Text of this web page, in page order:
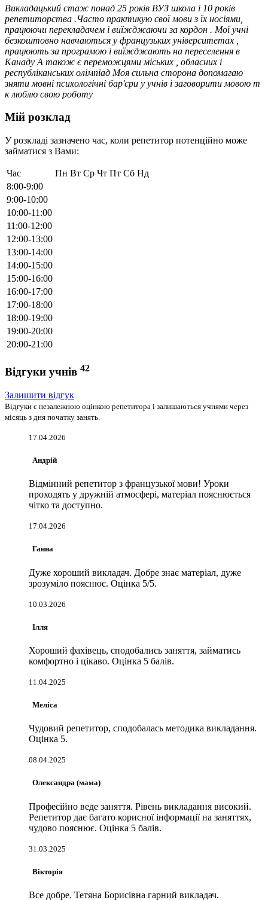
Викладацький стаж понад 25 років ВУЗ школа і 10 років
репетиторства .Часто практикую свої мови з їх носіями,
працюючи перекладачем і виїжджаючи за кордон . Мої учні
безкоштовно навчаються у французьких університетах ,
працюють за програмою і виїжджають на переселення в
Канаду А також є переможцями міських , обласних і
республіканських олімпіад Моя сильна сторона допомагаю
зняти мовні психологічні бар'єри у учнів і заговорити мовою т
к люблю свою роботу
Мій розклад
У розкладі зазначено час, коли репетитор потенційно може
займатися з Вами:
Час Пн Вт Ср Чт Пт Сб Нд
8:00-9:00
9:00-10:00
10:00-11:00
11:00-12:00
12:00-13:00
13:00-14:00
14:00-15:00
15:00-16:00
16:00-17:00
17:00-18:00
18:00-19:00
19:00-20:00
20:00-21:00
Відгуки учнів 42
Залишити відгук
Відгуки є незалежною оцінкою репетитора і залишаються учнями через
місяць з дня початку занять.
17.04.2026
Андрій
Відмінний репетитор з французької мови! Уроки
проходять у дружній атмосфері, матеріал пояснюється
чітко та доступно.
17.04.2026
Ганна
Дуже хороший викладач. Добре знає матеріал, дуже
зрозуміло пояснює. Оцінка 5/5.
10.03.2026
Ілля
Хороший фахівець, сподобались заняття, займатись
комфортно і цікаво. Оцінка 5 балів.
11.04.2025
Меліса
Чудовий репетитор, сподобалась методика викладання.
Оцінка 5.
08.04.2025
Олександра (мама)
Професійно веде заняття. Рівень викладання високий.
Репетитор дає багато корисної інформації на заняттях,
чудово пояснює. Оцінка 5 балів.
31.03.2025
Вікторія
Все добре. Тетяна Борисівна гарний викладач.